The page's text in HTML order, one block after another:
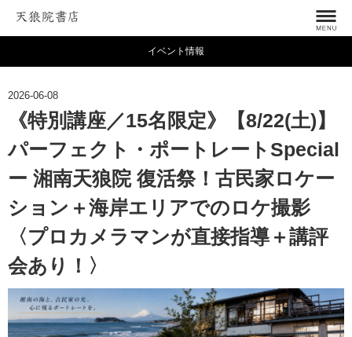
イベント情報
2026-06-08
《特別講座／15名限定》【8/22(土)】
パーフェクト・ポートレートSpecial
ー 湘南天狼院 復活祭！古民家ロケー
ション＋海岸エリアでのロケ撮影
〈プロカメラマンが直接指導＋講評
会あり！〉